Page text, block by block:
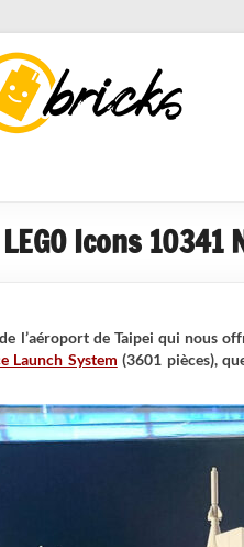
Icons
de l’aéroport de Taipei qui nous
Launch System (3601 pièces),